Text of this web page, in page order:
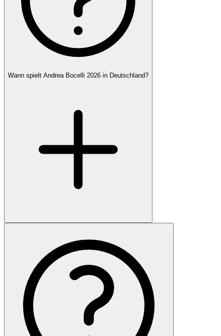
Wann spielt Andrea Bocelli 2026 in Deutschland?